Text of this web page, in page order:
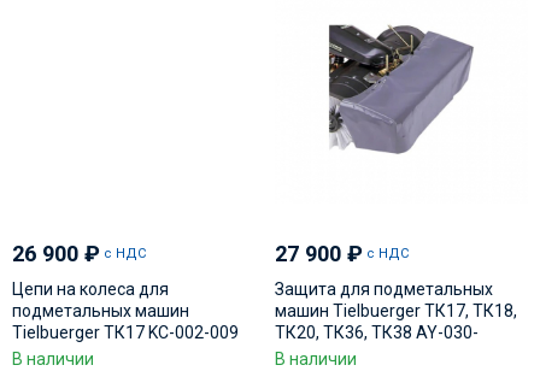
26 900 ₽ с НДС
Цепи на колеса для
подметальных машин
Tielbuerger ТК17 KC-002-009
В наличии
27 900₽ с НДС
Защита для подметальных
машин Tielbuerger ТК17, ТК18,
ТК20, ТК36, ТК38 AY-030-
001TS
В наличии